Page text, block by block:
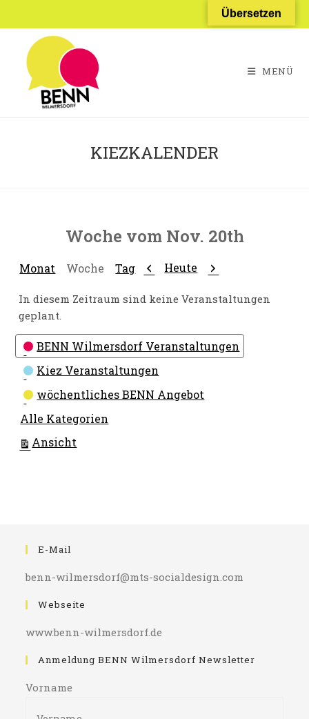
Inhalt
springen
MENÜ
KIEZKALENDER
Woche vom Nov. 20th
Monat Woche Tag Zurück
Heute Weiter
In diesem Zeitraum sind keine Veranstaltungen
geplant.
Kategorien
BENN Wilmersdorf Veranstaltungen
Kiez Veranstaltungen
wöchentliches BENN Angebot
Alle Kategorien
Ansicht
E-Mail
benn-wilmersdorf@mts-socialdesign.com
Webseite
www.benn-wilmersdorf.de
Anmeldung BENN Wilmersdorf Newsletter
Vorname
Übersetzen